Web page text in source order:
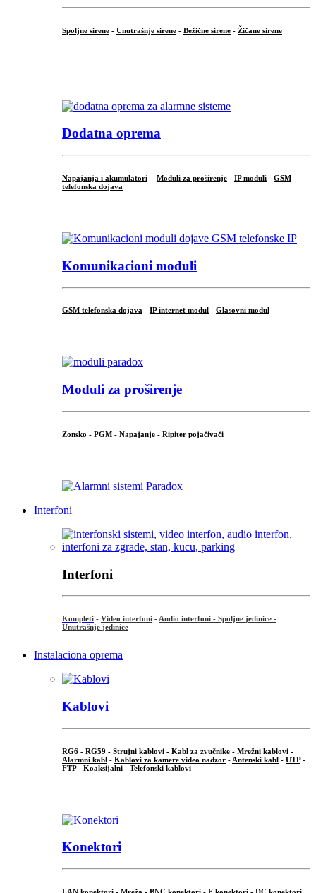
Spoljne sirene - Unutrašnje sirene - Bežične sirene - Žičane sirene
Dodatna oprema
Napajanja i akumulatori - Moduli za proširenje - IP moduli - GSM
telefonska dojava
Komunikacioni moduli
GSM telefonska dojava - IP internet modul - Glasovni modul
Moduli za proširenje
Zonsko - PGM - Napajanje - Ripiter pojačivači
Interfoni
Interfoni
Kompleti - Video interfoni - Audio interfoni - Spoljne jedinice -
Unutrašnje jedinice
Instalaciona oprema
Kablovi
RG6 - RG59 - Strujni kablovi - Kabl za zvučnike - Mrežni kablovi -
Alarmni kabl - Kablovi za kamere video nadzor - Antenski kabl - UTP-
FTP- Koaksijalni - Telefonski kablovi
Konektori